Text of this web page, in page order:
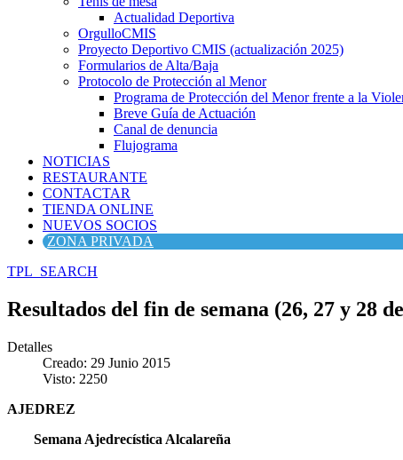
Actualidad Deportiva
OrgulloCMIS
Proyecto Deportivo CMIS (actualización 2025)
Formularios de Alta/Baja
Protocolo de Protección al Menor
Programa de Protección del Menor frente a la
Breve Guía de Actuación
Canal de denuncia
Flujograma
NOTICIAS
RESTAURANTE
CONTACTAR
TIENDA ONLINE
NUEVOS SOCIOS
ZONA PRIVADA
TPL_SEARCH
Resultados del fin de semana (26, 27 y 28
Detalles
Creado: 29 Junio 2015
Visto: 2250
AJEDREZ
Semana Ajedrecística Alcalareña